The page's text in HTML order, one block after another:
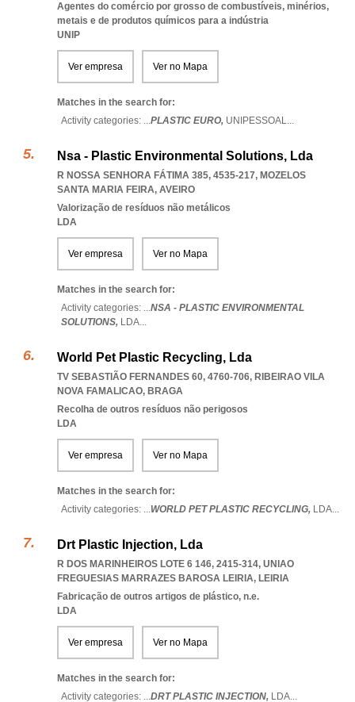
Agentes do comércio por grosso de combustíveis, minérios,
metais e de produtos químicos para a indústria
UNIP
Ver empresa Ver no Mapa
Matches in the search for:
Activity categories: ...PLASTIC EURO, UNIPESSOAL...
Nsa - Plastic Environmental Solutions, Lda
R NOSSA SENHORA FÁTIMA 385, 4535-217, MOZELOS
SANTA MARIA FEIRA, AVEIRO
Valorização de resíduos não metálicos
LDA
Ver empresa Ver no Mapa
Matches in the search for:
Activity categories: ...NSA - PLASTIC ENVIRONMENTAL
SOLUTIONS, LDA...
World Pet Plastic Recycling, Lda
TV SEBASTIÃO FERNANDES 60, 4760-706, RIBEIRAO VILA
NOVA FAMALICAO, BRAGA
Recolha de outros resíduos não perigosos
LDA
Ver empresa Ver no Mapa
Matches in the search for:
Activity categories: ...WORLD PET PLASTIC RECYCLING, LDA...
Drt Plastic Injection, Lda
R DOS MARINHEIROS LOTE 6 146, 2415-314, UNIAO
FREGUESIAS MARRAZES BAROSA LEIRIA, LEIRIA
Fabricação de outros artigos de plástico, n.e.
LDA
Ver empresa Ver no Mapa
Matches in the search for:
Activity categories: ...DRT PLASTIC INJECTION, LDA...